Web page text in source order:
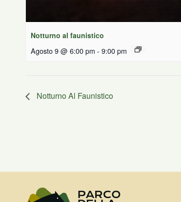
Notturno al faunistico
Agosto 9 @ 6:00 pm - 9:00 pm
Notturno Al Faunistico